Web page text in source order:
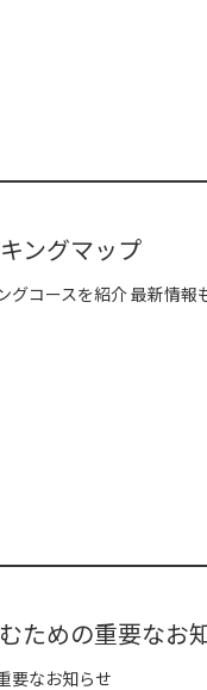
ングマップ
コースを紹介 最新情報
ための重要なお
要なお知らせ